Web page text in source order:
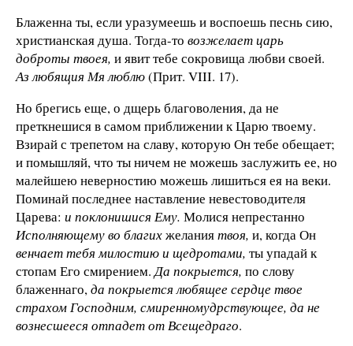
Блаженна ты, если уразумеешь и воспоешь песнь сию,
христианская душа. Тогда-то возжелает царь
доброты твоея, и явит тебе сокровища любви своей.
Аз любящия Мя люблю(Прит. VIII. 17).
Но брегись еще, о дщерь благоволения, да не
преткнешися в самом приближении к Царю твоему.
Взирай с трепетом на славу, которую Он тебе обещает;
и помышляй, что ты ничем не можешь заслужить ее, но
малейшею неверностию можешь лишиться ея на веки.
Поминай последнее наставление невестоводителя
Царева: и поклонишися Ему. Молися непрестанно
Исполняющему во благихжеланиятвоя, и, когда Он
венчает тебя милостию и щедротами, ты упадай к
стопам Его смирением. Да покрыется, по слову
блаженнаго, да покрыется любящее сердце твое
страхом Господним, смиренномудрствующее, да не
вознесшееся отпадет от Всещедраго.